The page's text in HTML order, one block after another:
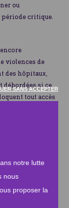
SANS ACCEPTER
notre lutte
nous
proposer la
ou
période critique.
violences de
des hôpitaux,
débordées si ce
tout accès
paralysé par la
biens, en
limités, le
de
santé dépend